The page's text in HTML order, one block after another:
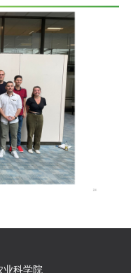
业科学院